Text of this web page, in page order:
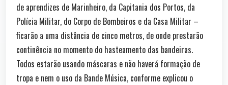
de aprendizes de Marinheiro, da Capitania dos Portos, da
Polícia Militar, do Corpo de Bombeiros e da Casa Militar –
ficarão a uma distância de cinco metros, de onde prestarão
continência no momento do hasteamento das bandeiras.
Todos estarão usando máscaras e não haverá formação de
tropa e nem o uso da Bande Música, conforme explicou o